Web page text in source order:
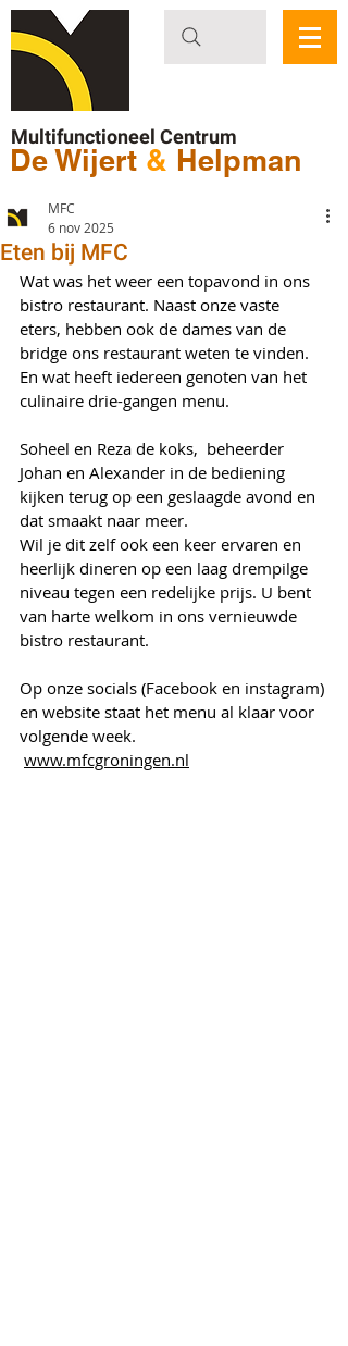
Multifunctioneel Centrum
De Wijert & Helpman
Eten bij MFC
MFC
6 nov 2025
Wat was het weer een topavond in ons
bistro restaurant. Naast onze vaste
eters, hebben ook de dames van de
bridge ons restaurant weten te vinden.
En wat heeft iedereen genoten van het
culinaire drie-gangen menu.
Soheel en Reza de koks,  beheerder
Johan en Alexander in de bediening
kijken terug op een geslaagde avond en
dat smaakt naar meer.
Wil je dit zelf ook een keer ervaren en
heerlijk dineren op een laag drempilge
niveau tegen een redelijke prijs. U bent
van harte welkom in ons vernieuwde
bistro restaurant.
Op onze socials (Facebook en instagram)
en website staat het menu al klaar voor
volgende week.
www.mfcgroningen.nl